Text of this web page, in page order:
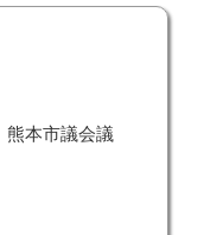
熊本市議会議